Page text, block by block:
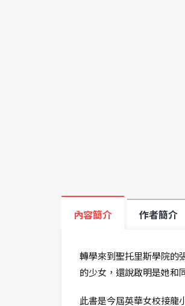
內容簡介 作者簡介
轉學來到聖托里斯學院的
的少女，還說啟明是她
此書是今屆英華女校接龍